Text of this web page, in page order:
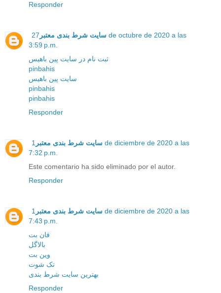
Responder
سایت شرط بندی معتبر 27 de octubre de 2020 a las
3:59 p.m.
ثبت نام در سایت پین باهیس
pinbahis
سایت پین باهیس
pinbahis
pinbahis
Responder
سایت شرط بندی معتبر 1 de diciembre de 2020 a las
7:32 p.m.
Este comentario ha sido eliminado por el autor.
Responder
سایت شرط بندی معتبر 1 de diciembre de 2020 a las
7:43 p.m.
فان بت
بالاگل
وین بت
تک شوت
بهترین سایت شرط بندی
Responder